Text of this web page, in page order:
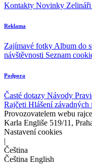
Kontakty Novinky Zelináři
Reklama
Zajímavé fotky Album do
návštěvnosti Seznam
Podpora
Časté dotazy Návody
Rajčeti Hlášení závadných
Provozovatelem webu
Karla Engliše 519/11,
Nastavení cookies
|
Čeština
Čeština English